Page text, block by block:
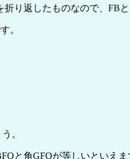
り返したものなので、FB
。
。
と角GFOが等しいといえ